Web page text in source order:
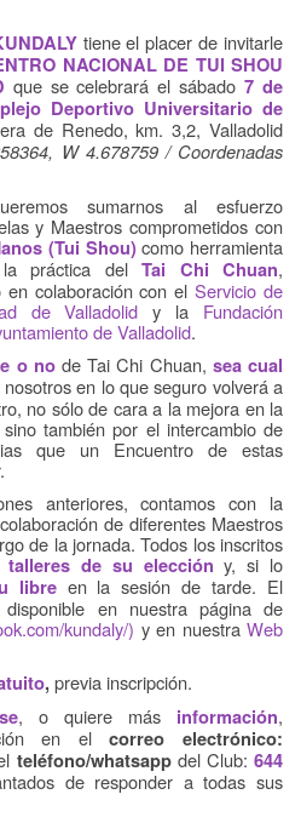
tiene el placer de invitarle
NACIONAL DE TUI SHOU
que se celebrará el sábado7 de
Deportivo Universitario de
de Renedo, km. 3,2, Valladolid
W 4.678759 / Coordenadas
sumarnos al esfuerzo
y Maestros comprometidos con
(Tui Shou)como herramienta
práctica del Tai Chi Chuan,
en colaboración con elServicio de
de Valladolid y la Fundación
de Valladolid.
o node Tai Chi Chuan, sea cual
en lo que seguro volverá a
no sólo de cara a la mejora en la
también por el intercambio de
que un Encuentro de estas
anteriores, contamos con la
de diferentes Maestros
de la jornada. Todos los inscritos
de su elección y, si lo
libreen la sesión de tarde. El
en nuestra página de
kundaly/) y en nuestraWeb
,previa inscripción.
, o quiere más información,
en elcorreo electrónico:
teléfono/whatsappdel Club:644
de responder a todas sus